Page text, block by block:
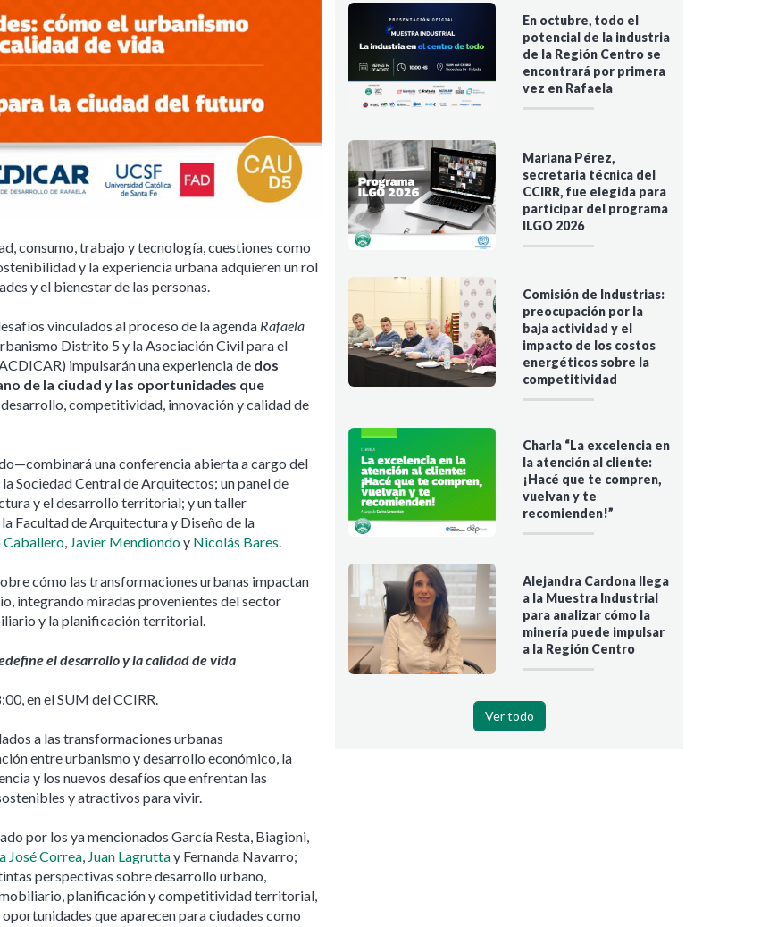
consumo, trabajo y tecnología, cuestiones como
y la experiencia urbana adquieren un rol
y el bienestar de las personas.
vinculados al proceso de la agenda Rafaela
Distrito 5 y la Asociación Civil para el
impulsarán una experiencia de dos
de la ciudad y las oportunidades que
competitividad, innovación y calidad de
una conferencia abierta a cargo del
Sociedad Central de Arquitectos; un panel de
y el desarrollo territorial; y un taller
la Facultad de Arquitectura y Diseño de la
Caballero, Javier Mendiondoy Nicolás Bares.
cómo las transformaciones urbanas impactan
integrando miradas provenientes del sector
y la planificación territorial.
el desarrollo y la calidad de vida
en el SUM del CCIRR.
a las transformaciones urbanas
entre urbanismo y desarrollo económico, la
y los nuevos desafíos que enfrentan las
y atractivos para vivir.
por los ya mencionados García Resta, Biagioni,
José Correa, Juan Lagruttay Fernanda Navarro;
perspectivas sobre desarrollo urbano,
planificación y competitividad territorial,
que aparecen para ciudades como
En octubre, todo el
potencial de la industria
de la Región Centro se
encontrará por primera
vez en Rafaela
Mariana Pérez,
secretaria técnica del
CCIRR, fue elegida para
participar del programa
ILGO 2026
Comisión de Industrias:
preocupación por la
baja actividad y el
impacto de los costos
energéticos sobre la
competitividad
Charla “La excelencia en
la atención al cliente:
¡Hacé que te compren,
vuelvan y te
recomienden!”
Alejandra Cardona llega
a la Muestra Industrial
para analizar cómo la
minería puede impulsar
a la Región Centro
Ver todo